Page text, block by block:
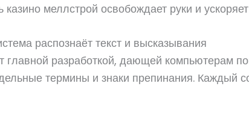
казино меллстрой освобождает руки и
распознаёт текст и высказывания
главной разработкой, дающей компьютерам
термины и знаки препинания. Каждый